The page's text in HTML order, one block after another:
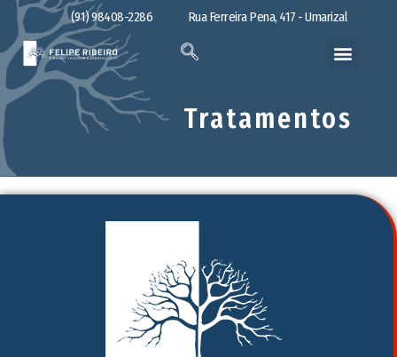
(91) 98408-2286 Rua Ferreira Pena, 417 - Umarizal
Tratamentos